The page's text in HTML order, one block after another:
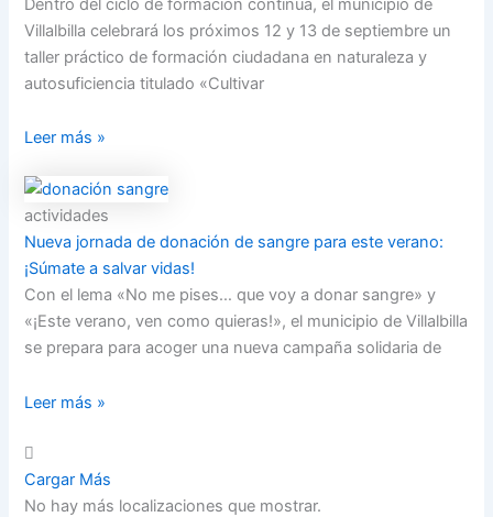
Dentro del ciclo de formación continua, el municipio de
Villalbilla celebrará los próximos 12 y 13 de septiembre un
taller práctico de formación ciudadana en naturaleza y
autosuficiencia titulado «Cultivar
Leer más »
actividades
Nueva jornada de donación de sangre para este verano:
¡Súmate a salvar vidas!
Con el lema «No me pises… que voy a donar sangre» y
«¡Este verano, ven como quieras!», el municipio de Villalbilla
se prepara para acoger una nueva campaña solidaria de
Leer más »
Cargar Más
No hay más localizaciones que mostrar.